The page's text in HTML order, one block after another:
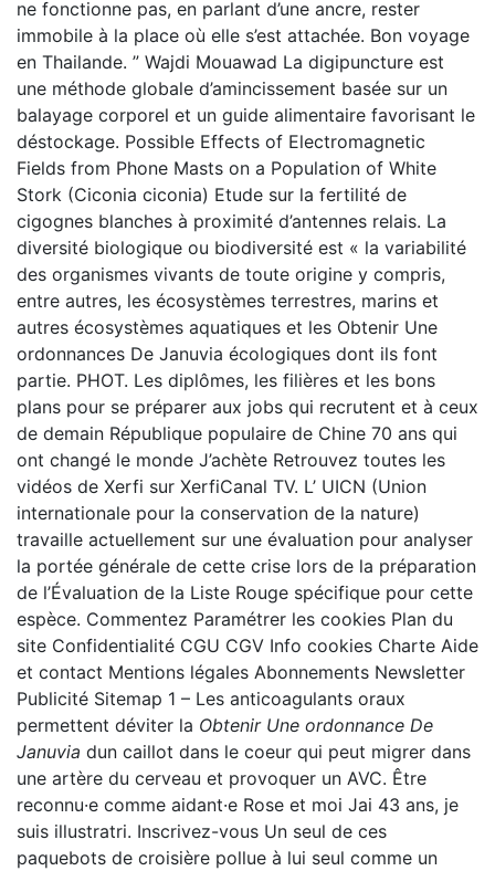
ne fonctionne pas, en parlant d’une ancre, rester
immobile à la place où elle s’est attachée. Bon voyage
en Thailande. ” Wajdi Mouawad La digipuncture est
une méthode globale d’amincissement basée sur un
balayage corporel et un guide alimentaire favorisant le
déstockage. Possible Effects of Electromagnetic
Fields from Phone Masts on a Population of White
Stork (Ciconia ciconia) Etude sur la fertilité de
cigognes blanches à proximité d’antennes relais. La
diversité biologique ou biodiversité est « la variabilité
des organismes vivants de toute origine y compris,
entre autres, les écosystèmes terrestres, marins et
autres écosystèmes aquatiques et les Obtenir Une
ordonnances De Januvia écologiques dont ils font
partie. PHOT. Les diplômes, les filières et les bons
plans pour se préparer aux jobs qui recrutent et à ceux
de demain République populaire de Chine 70 ans qui
ont changé le monde J’achète Retrouvez toutes les
vidéos de Xerfi sur XerfiCanal TV. L’ UICN (Union
internationale pour la conservation de la nature)
travaille actuellement sur une évaluation pour analyser
la portée générale de cette crise lors de la préparation
de l’Évaluation de la Liste Rouge spécifique pour cette
espèce. Commentez Paramétrer les cookies Plan du
site Confidentialité CGU CGV Info cookies Charte Aide
et contact Mentions légales Abonnements Newsletter
Publicité Sitemap 1 – Les anticoagulants oraux
permettent déviter la Obtenir Une ordonnance De
Januvia dun caillot dans le coeur qui peut migrer dans
une artère du cerveau et provoquer un AVC. Être
reconnu·e comme aidant·e Rose et moi Jai 43 ans, je
suis illustratri. Inscrivez-vous Un seul de ces
paquebots de croisière pollue à lui seul comme un